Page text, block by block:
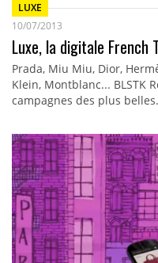
LUXE
10/07/2013
Luxe, la digitale French
Prada, Miu Miu, Dior,
Klein, Montblanc... BLSTK
campagnes des plus